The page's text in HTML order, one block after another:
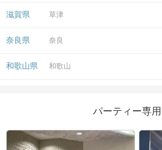
滋賀県 草津
奈良県 奈良
和歌山県 和歌山
パーティー専